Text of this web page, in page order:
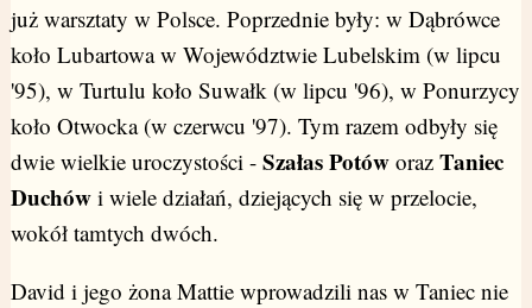
już warsztaty w Polsce. Poprzednie były: w Dąbrówce
koło Lubartowa w Województwie Lubelskim (w lipcu
'95), w Turtulu koło Suwałk (w lipcu '96), w Ponurzycy
koło Otwocka (w czerwcu '97). Tym razem odbyły się
dwie wielkie uroczystości - Szałas Potóworaz Taniec
Duchówi wiele działań, dziejących się w przelocie,
wokół tamtych dwóch.
David i jego żona Mattie wprowadzili nas w Taniec nie